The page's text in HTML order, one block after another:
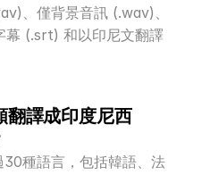
、僅背景音訊 (.wav)、
幕 (.srt) 和以印尼文翻譯
翻譯成印度尼西
種語言，包括韓語、法